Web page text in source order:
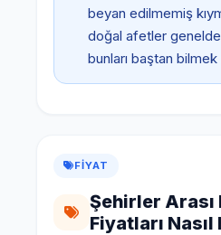
beyan edilmemiş
doğal afetler genelde
bunları baştan bilmek
FIYAT
Şehirler
Fiyatları